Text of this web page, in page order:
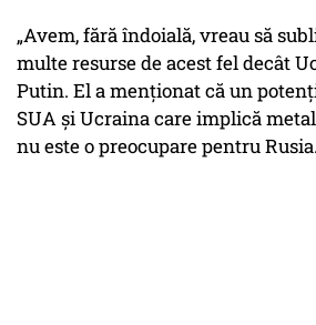
„Avem, fără îndoială, vreau să
multe resurse de acest fel decât
Putin. El a menționat că un
SUA și Ucraina care implică
nu este o preocupare pentru Rusia.